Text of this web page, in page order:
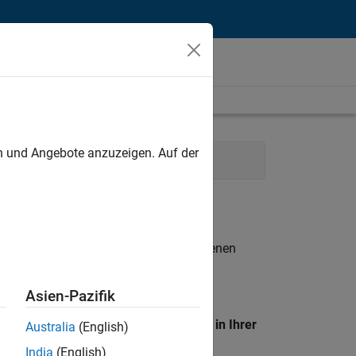
Writing
. Wenn Sie noch immer keine offenen
unseres
Standort, um alle Stellenangebote in Ihrer
Angebote anzuzeigen. Auf der
Asien-Pazifik
Australia (English)
India (English)